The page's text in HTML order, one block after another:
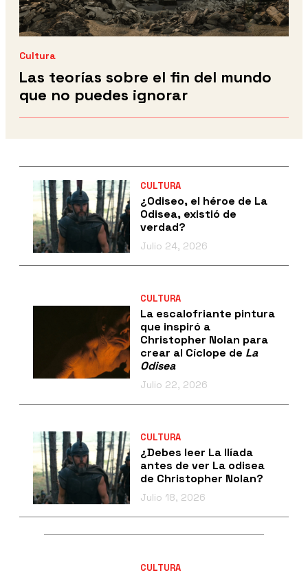
Cultura
Las teorías sobre el fin del mundo
que no puedes ignorar
CULTURA
¿Odiseo, el héroe de La
Odisea, existió de
verdad?
Julio 24, 2026
CULTURA
La escalofriante pintura
que inspiró a
Christopher Nolan para
crear al Cíclope de La
Odisea
Julio 22, 2026
CULTURA
¿Debes leer La Ilíada
antes de ver La odisea
de Christopher Nolan?
Julio 18, 2026
CULTURA